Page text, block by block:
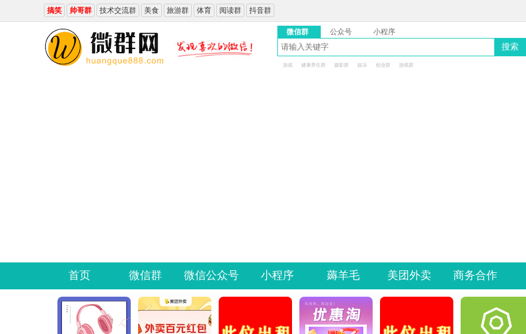
搞笑 帅哥群 技术交流群 美食 旅游群 体育 阅读群 抖音群
微信群 公众号 小程序
搜索
游戏 健康养生群 摄影群 娱乐 创业群 游戏群
首页 微信群 微信公众号 小程序 薅羊毛 美团外卖 商务合作